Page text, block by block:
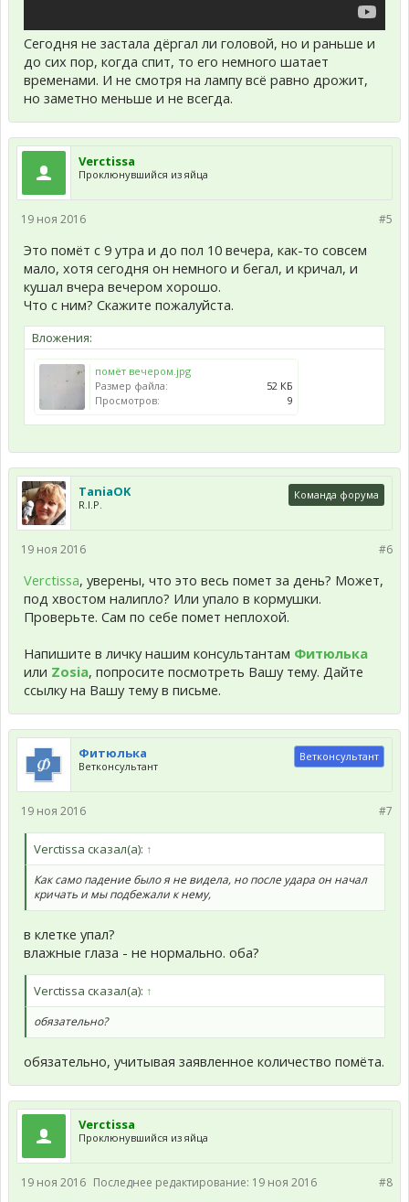
Сегодня не застала дёргал ли головой, но и раньше и
до сих пор, когда спит, то его немного шатает
временами. И не смотря на лампу всё равно дрожит,
но заметно меньше и не всегда.
Verctissa
Проклюнувшийся из яйца
#5
19 ноя 2016
Это помёт с 9 утра и до пол 10 вечера, как-то совсем
мало, хотя сегодня он немного и бегал, и кричал, и
кушал вчера вечером хорошо.
Что с ним? Скажите пожалуйста.
Вложения:
помёт вечером.jpg
Размер файла:
52 КБ
Просмотров:
9
TaniaOK
R.I.P.
Команда форума
#6
19 ноя 2016
Verctissa, уверены, что это весь помет за день? Может,
под хвостом налипло? Или упало в кормушки.
Проверьте. Сам по себе помет неплохой.
Напишите в личку нашим консультантам Фитюлька
или Zosia, попросите посмотреть Вашу тему. Дайте
ссылку на Вашу тему в письме.
Фитюлька
Ветконсультант
Ветконсультант
#7
19 ноя 2016
Verctissa сказал(а): ↑
Как само падение было я не видела, но после удара он начал
кричать и мы подбежали к нему,
в клетке упал?
влажные глаза - не нормально. оба?
Verctissa сказал(а): ↑
обязательно?
обязательно, учитывая заявленное количество помёта.
Verctissa
Проклюнувшийся из яйца
#8
19 ноя 2016 Последнее редактирование: 19 ноя 2016